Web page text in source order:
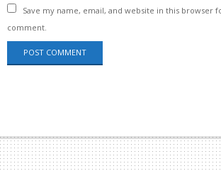
Save my name, email, and website in this browser
comment.